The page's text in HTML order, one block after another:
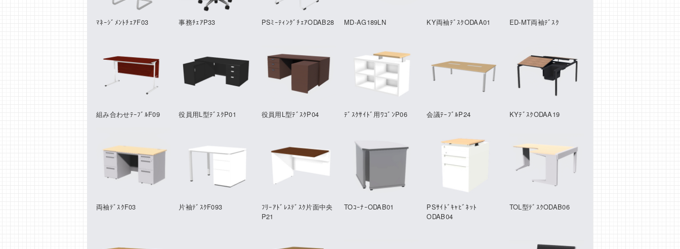
ﾏﾈｰｼﾞﾒﾝﾄﾁｪｱF03 事務ﾁｪｱP33 PSﾐｰﾃｨﾝｸﾞﾁｪｱODAB28 MD-AG189LN KY両袖ﾃﾞｽｸODAA01 ED-MT両袖ﾃﾞｽｸ
組み合わせﾃｰﾌﾞﾙF09 役員用L型ﾃﾞｽｸP01 役員用L型ﾃﾞｽｸP04 ﾃﾞｽｸｻｲﾄﾞ用ﾜｺﾞﾝP06 会議ﾃｰﾌﾞﾙP24 KYﾃﾞｽｸODAA19
両袖ﾃﾞｽｸF03 片袖ﾃﾞｽｸF093
ﾌﾘｰｱﾄﾞﾚｽﾃﾞｽｸ片面中央
P21
TOｺｰﾅｰODAB01
PSｻｲﾄﾞｷｬﾋﾞﾈｯﾄ
ODAB04
TOL型ﾃﾞｽｸODAB06